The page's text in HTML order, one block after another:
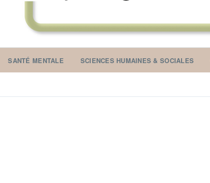
SANTÉ MENTALE SCIENCES HUMAINES & SOCIALES